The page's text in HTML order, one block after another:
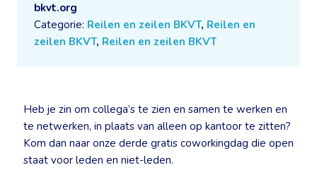
bkvt.org
Categorie: Reilen en zeilen BKVT, Reilen en
zeilen BKVT, Reilen en zeilen BKVT
Heb je zin om collega’s te zien en samen te werken en
te netwerken, in plaats van alleen op kantoor te zitten?
Kom dan naar onze derde gratis coworkingdag die open
staat voor leden en niet-leden.